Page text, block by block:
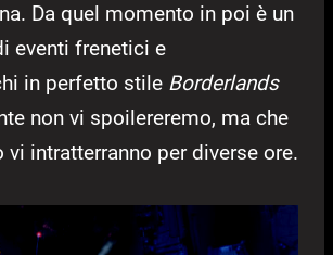
Da quel momento in poi è un
eventi frenetici e
in perfetto stile Borderlands
non vi spoilereremo, ma che
vi intratterranno per diverse ore.